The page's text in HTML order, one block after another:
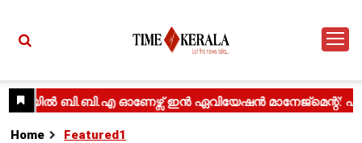
Home Featured1